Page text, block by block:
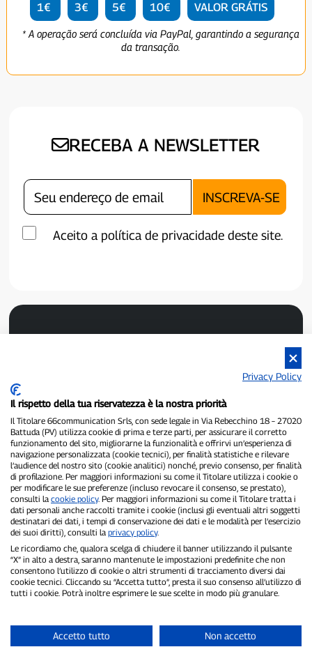
1€ 3€ 5€ 10€ VALOR GRÁTIS
* A operação será concluída via PayPal, garantindo a segurança
da transação.
RECEBA A NEWSLETTER
Aceito a política de privacidade deste site.
P300.it é um jornal independente.
Número de registro 1/2021 de 01/02/2021 - Tribunal de Pavia.
Proprietário e editor:66communication Srls- Número de IVA
02798890188.
Editor-chefe:Alessandro Secchi- Editor adjunto:Federico Benedusi.
Política de Privacidade-Política de Cookies.
"Se isso realmente aconteceu, você encontrará no P300.it"
Copyright © P300.it 2012-2026
Privacy Policy
Il rispetto della tua riservatezza è la nostra priorità
Il Titolare 66communication Srls, con sede legale in Via Rebecchino 18 – 27020
Battuda (PV) utilizza cookie di prima e terze parti, per assicurare il corretto
funzionamento del sito, migliorarne la funzionalità e offrirvi un’esperienza di
navigazione personalizzata (cookie tecnici), per finalità statistiche e rilevare
l’audience del nostro sito (cookie analitici) nonché, previo consenso, per finalità
di profilazione. Per maggiori informazioni su come il Titolare utilizza i cookie o
per modificare le sue preferenze (incluso revocare il consenso, se prestato),
consulti la cookie policy. Per maggiori informazioni su come il Titolare tratta i
dati personali anche raccolti tramite i cookie (inclusi gli eventuali altri soggetti
destinatari dei dati, i tempi di conservazione dei dati e le modalità per l’esercizio
dei suoi diritti), consulti la privacy policy.
Le ricordiamo che, qualora scelga di chiudere il banner utilizzando il pulsante
“X” in alto a destra, saranno mantenute le impostazioni predefinite che non
consentono l’utilizzo di cookie o altri strumenti di tracciamento diversi dai
cookie tecnici. Cliccando su “Accetta tutto”, presta il suo consenso all’utilizzo di
tutti i cookie. Potrà inoltre esprimere le sue scelte in modo più granulare.
Accetto tutto Non accetto